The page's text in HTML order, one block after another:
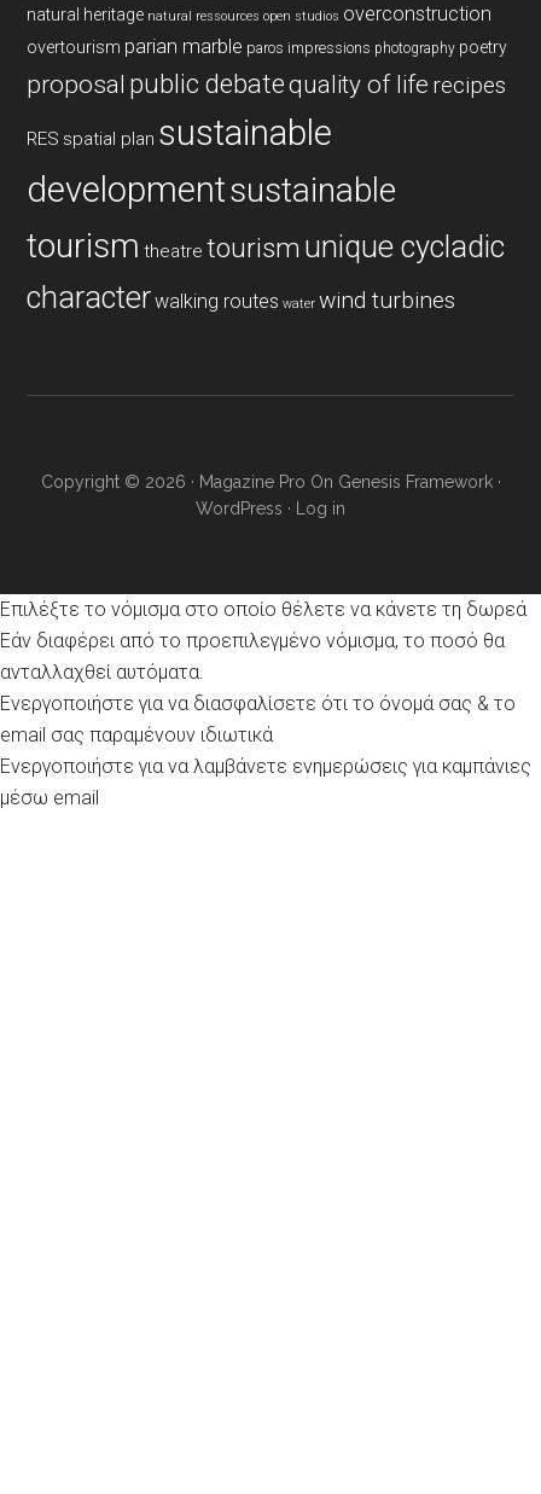
natural heritage natural ressources open studios overconstruction
overtourism parian marble paros impressions photography poetry
proposal public debatequality of life recipes
RES spatial plan sustainable
developmentsustainable
tourism theatre tourism unique cycladic
characterwalking routes water wind turbines
Copyright © 2026 · Magazine Pro On Genesis Framework·
WordPress · Log in
Επιλέξτε το νόμισμα στο οποίο θέλετε να κάνετε τη δωρεά
Εάν διαφέρει από το προεπιλεγμένο νόμισμα, το ποσό θα
ανταλλαχθεί αυτόματα.
Ενεργοποιήστε για να διασφαλίσετε ότι το όνομά σας & το
email σας παραμένουν ιδιωτικά
Ενεργοποιήστε για να λαμβάνετε ενημερώσεις για καμπάνιες
μέσω email